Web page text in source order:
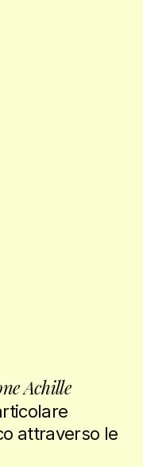
Achille
attraverso le